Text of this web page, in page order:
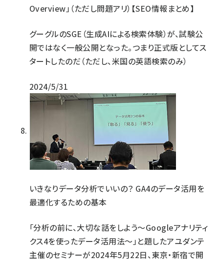
Overview」（ただし問題アリ）【SEO情報まとめ】
グーグルのSGE（生成AIによる検索体験）が、試験公
開ではなく一般公開となった。つまり正式版としてス
タートしたのだ（ただし、米国の英語検索のみ）
2024/5/31
いきなりデータ分析でいいの？ GA4のデータ活用を
最適化するための基本
「分析の前に、大切な話をしよう～Googleアナリティ
クス4を使ったデータ活用法～」と題したアユダンテ
主催のセミナーが2024年5月22日、東京・新宿で開